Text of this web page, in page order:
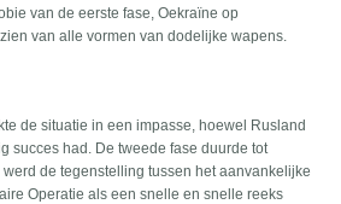
van de eerste fase, Oekraïne op
van alle vormen van dodelijke wapens.
de situatie in een impasse, hoewel Rusland
succes had. De tweede fase duurde tot
de tegenstelling tussen het aanvankelijke
Operatie als een snelle en snelle reeks